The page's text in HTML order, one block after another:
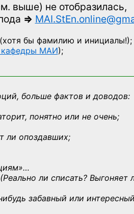
выше) не отобразилась,
=>
(хотя бы фамилию и инициалы!);
кафедры МАИ);
больше фактов и доводов:
понятно или не очень;
ли опоздавших;
…
ли списать? Выгоняет
забавный или